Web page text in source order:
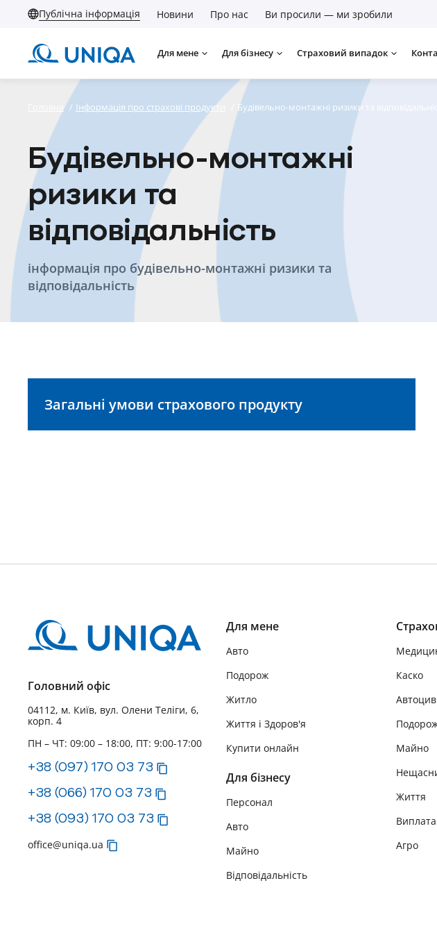
Публічна інформація Новини Про нас Ви просили — ми зробили
Для мене Для бізнесу Страховий випадок
/ Інформація про страхові продукти Будівельно-монтажні ризики та
Будівельно-монтажні
ризики та
відповідальність
інформація про будівельно-монтажні ризики та
відповідальність
Загальні умови страхового продукту
Головний офіс
04112, м. Київ, вул. Олени Теліги, 6,
корп. 4
ПН – ЧТ: 09:00 – 18:00, ПТ: 9:00-17:00
+38 (097) 170 03 73
+38 (066) 170 03 73
+38 (093) 170 03 73
office@uniqa.ua
Для мене
Авто
Подорож
Житло
Життя і Здоров'я
Купити онлайн
Для бізнесу
Персонал
Авто
Майно
Відповідальність
Каско
Майно
Життя
Агро